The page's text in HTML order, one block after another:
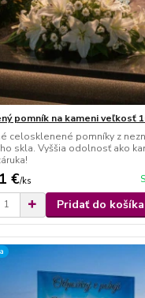
pomník na kameni veľkosť
celosklenené pomníky z
skla. Vyššia odolnosť ako
€/ks
Pridať do košíka